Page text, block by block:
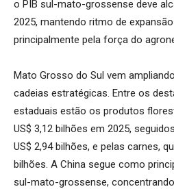
o PIB sul-mato-grossense deve
2025, mantendo ritmo de
principalmente pela força do
Mato Grosso do Sul vem
cadeias estratégicas. Entre os
estaduais estão os produtos
US$ 3,12 bilhões em 2025,
US$ 2,94 bilhões, e pelas carnes,
bilhões. A China segue como
sul-mato-grossense,